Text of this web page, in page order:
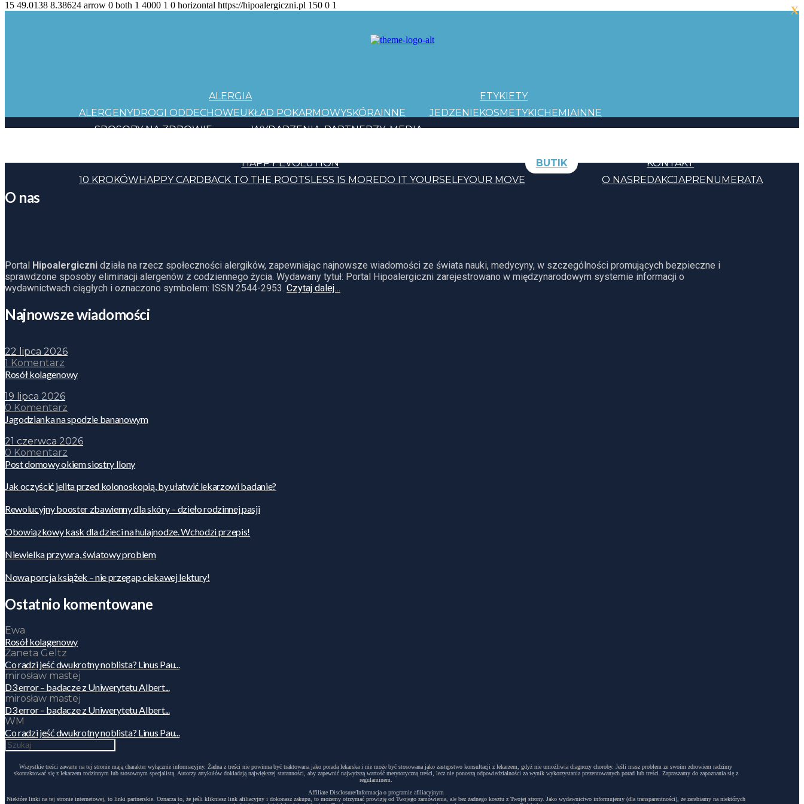
15 49.0138 8.38624 arrow 0 both 1 4000 1 0 horizontal https://hipoalergiczni.pl 150 0 1
ALERGIA
ALERGENYDROGI ODDECHOWEUKŁAD POKARMOWYSKÓRAINNE
ETYKIETY
JEDZENIEKOSMETYKICHEMIAINNE
SPOSOBY NA ZDROWIE
WYDARZENIA PARTNERZY MEDIA
HAPPY EVOLUTION
10 KROKÓWHAPPY CARDBACK TO THE ROOTSLESS IS MOREDO IT YOURSELFYOUR MOVE
BUTIK
KONTAKT
O NASREDAKCJAPRENUMERATA
O nas
Portal Hipoalergiczni działa na rzecz społeczności alergików, zapewniając najnowsze wiadomości ze świata nauki, medycyny, w szczególności promujących bezpieczne i
sprawdzone sposoby eliminacji alergenów z codziennego życia. Wydawany tytuł: Portal Hipoalergiczni zarejestrowano w międzynarodowym systemie informacji o
wydawnictwach ciągłych i oznaczono symbolem: ISSN 2544-2953. Czytaj dalej…
Najnowsze wiadomości
22 lipca 2026
1 Komentarz
Rosół kolagenowy
19 lipca 2026
0 Komentarz
Jagodzianka na spodzie bananowym
21 czerwca 2026
0 Komentarz
Post domowy okiem siostry Ilony
Jak oczyścić jelita przed kolonoskopią, by ułatwić lekarzowi badanie?
Rewolucyjny booster zbawienny dla skóry – dzieło rodzinnej pasji
Obowiązkowy kask dla dzieci na hulajnodze. Wchodzi przepis!
Niewielka przywra, światowy problem
Nowa porcja książek – nie przegap ciekawej lektury!
Ostatnio komentowane
Ewa
Rosół kolagenowy
Żaneta Geltz
Co radzi jeść dwukrotny noblista? Linus Pau...
mirosław mastej
D3 error – badacze z Uniwerytetu Albert...
mirosław mastej
D3 error – badacze z Uniwerytetu Albert...
WM
Co radzi jeść dwukrotny noblista? Linus Pau...
Wszystkie treści zawarte na tej stronie mają charakter wyłącznie informacyjny. Żadna z treści nie powinna być traktowana jako porada lekarska i nie może być stosowana jako zastępstwo konsultacji z lekarzem, gdyż nie umożliwia diagnozy choroby. Jeśli masz problem ze swoim zdrowiem radzimy
skontaktować się z lekarzem rodzinnym lub stosownym specjalistą. Autorzy artykułów dokładają największej staranności, aby zapewnić najwyższą wartość merytoryczną treści, lecz nie ponoszą odpowiedzialności za wynik wykorzystania prezentowanych porad lub treści. Zapraszamy do zapoznania się z
regulaminem.
Affiliate Disclosure/Informacja o programie afiliacyjnym
Niektóre linki na tej stronie internetowej, to linki partnerskie. Oznacza to, że jeśli klikniesz link afiliacyjny i dokonasz zakupu, to możemy otrzymać prowizję od Twojego zamówienia, ale bez żadnego kosztu z Twojej strony. Jako wydawnictwo informujemy (dla transparentności), że zarabiamy na niektórych
X